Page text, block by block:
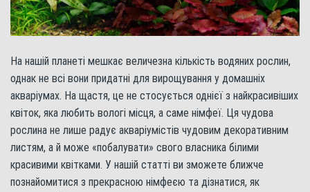
На нашій планеті мешкає величезна кількість водяних рослин,
однак не всі вони придатні для вирощування у домашніх
акваріумах. На щастя, це не стосується однієї з найкрасивіших
квіток, яка любить вологі місця, а саме німфеї. Ця чудова
рослина не лише радує акваріумістів чудовим декоративним
листям, а й може «побалувати» свого власника білими
красивими квітками. У нашій статті ви зможете ближче
познайомитися з прекрасною німфеєю та дізнатися, як